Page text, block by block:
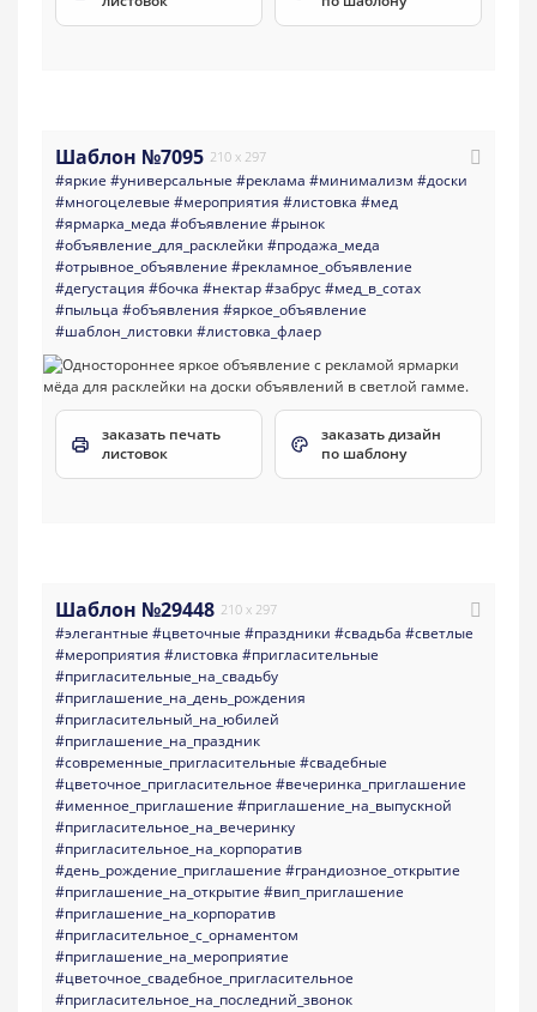
Шаблон №7095 210 x 297
#яркие #универсальные #реклама #минимализм #доски
#многоцелевые #мероприятия #листовка #мед
#ярмарка_меда #объявление #рынок
#объявление_для_расклейки #продажа_меда
#отрывное_объявление #рекламное_объявление
#дегустация #бочка #нектар#забрус#мед_в_сотах
#пыльца #объявления #яркое_объявление
#шаблон_листовки #листовка_флаер
заказать печать
листовок
заказать дизайн
по шаблону
Шаблон №29448 210 x 297
#элегантные #цветочные #праздники #свадьба #светлые
#мероприятия #листовка #пригласительные
#пригласительные_на_свадьбу
#приглашение_на_день_рождения
#пригласительный_на_юбилей
#приглашение_на_праздник
#современные_пригласительные #свадебные
#цветочное_пригласительное #вечеринка_приглашение
#именное_приглашение #приглашение_на_выпускной
#пригласительное_на_вечеринку
#пригласительное_на_корпоратив
#день_рождение_приглашение #грандиозное_открытие
#приглашение_на_открытие #вип_приглашение
#приглашение_на_корпоратив
#пригласительное_с_орнаментом
#приглашение_на_мероприятие
#цветочное_свадебное_пригласительное
#пригласительное_на_последний_звонок